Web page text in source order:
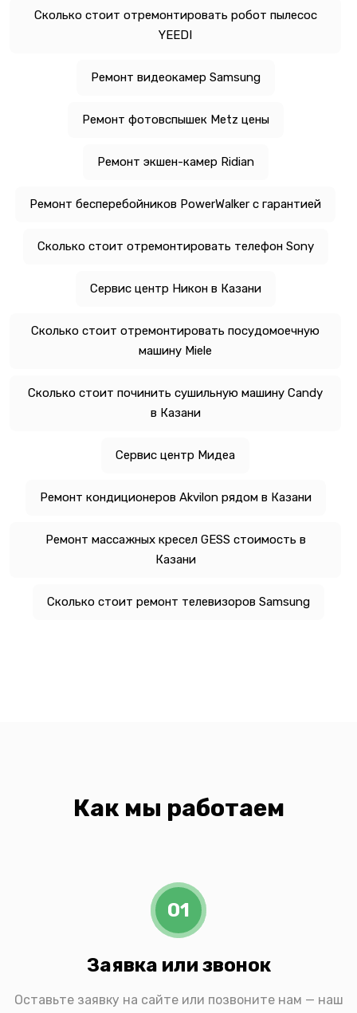
Сколько стоит отремонтировать робот пылесос
YEEDI
Ремонт видеокамер Samsung
Ремонт фотовспышек Metz цены
Ремонт экшен-камер Ridian
Ремонт бесперебойников PowerWalker с гарантией
Сколько стоит отремонтировать телефон Sony
Сервис центр Никон в Казани
Сколько стоит отремонтировать посудомоечную
машину Miele
Сколько стоит починить сушильную машину Candy
в Казани
Сервис центр Мидеа
Ремонт кондиционеров Akvilon рядом в Казани
Ремонт массажных кресел GESS стоимость в
Казани
Сколько стоит ремонт телевизоров Samsung
Как мы работаем
01
Заявка или звонок
Оставьте заявку на сайте или позвоните нам — наш